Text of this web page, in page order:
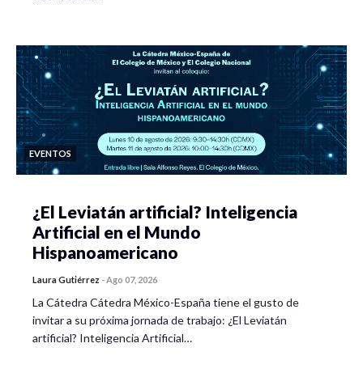
EVENTOS
¿El Leviatán artificial? Inteligencia
Artificial en el Mundo
Hispanoamericano
Laura Gutiérrez -Ago 07, 2026
La Cátedra Cátedra México-España tiene el gusto de
invitar a su próxima jornada de trabajo: ¿El Leviatán
artificial? Inteligencia Artificial…